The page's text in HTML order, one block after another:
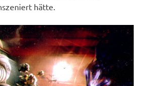
hätte.